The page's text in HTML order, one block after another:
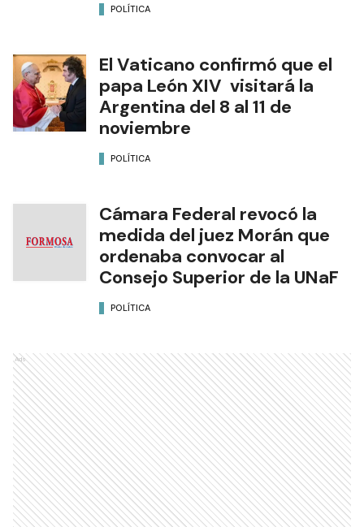
POLÍTICA
El Vaticano confirmó que el
papa León XIV visitará la
Argentina del 8 al 11 de
noviembre
POLÍTICA
Cámara Federal revocó la
medida del juez Morán que
ordenaba convocar al
Consejo Superior de la UNaF
POLÍTICA
Ads